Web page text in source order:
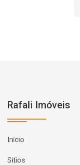
Rafali Imóveis
Início
Sítios